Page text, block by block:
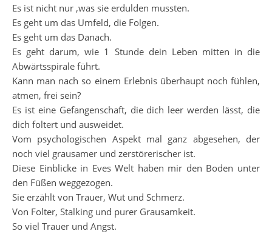
Es ist nicht nur ,was sie erdulden mussten.
Es geht um das Umfeld, die Folgen.
Es geht um das Danach.
Es geht darum, wie 1 Stunde dein Leben mitten in die
Abwärtsspirale führt.
Kann man nach so einem Erlebnis überhaupt noch fühlen,
atmen, frei sein?
Es ist eine Gefangenschaft, die dich leer werden lässt, die
dich foltert und ausweidet.
Vom psychologischen Aspekt mal ganz abgesehen, der
noch viel grausamer und zerstörerischer ist.
Diese Einblicke in Eves Welt haben mir den Boden unter
den Füßen weggezogen.
Sie erzählt von Trauer, Wut und Schmerz.
Von Folter, Stalking und purer Grausamkeit.
So viel Trauer und Angst.